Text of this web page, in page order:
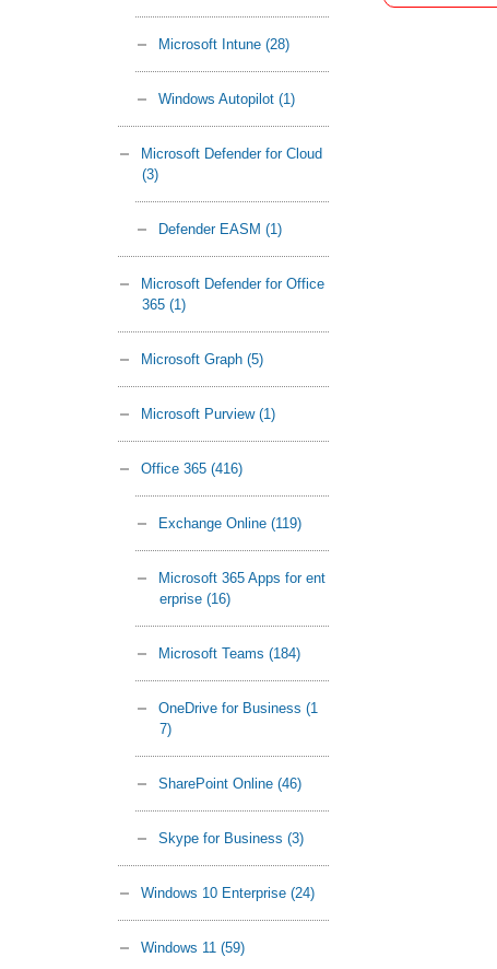
Microsoft Intune (28)
Windows Autopilot (1)
Microsoft Defender for Cloud
(3)
Defender EASM (1)
Microsoft Defender for Office
365 (1)
Microsoft Graph (5)
Microsoft Purview (1)
Office 365 (416)
Exchange Online (119)
Microsoft 365 Apps for ent
erprise (16)
Microsoft Teams (184)
OneDrive for Business (1
7)
SharePoint Online (46)
Skype for Business (3)
Windows 10 Enterprise (24)
Windows 11 (59)